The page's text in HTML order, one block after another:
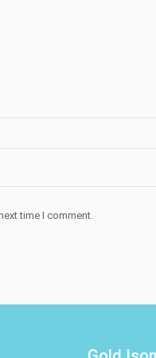
time I comment.